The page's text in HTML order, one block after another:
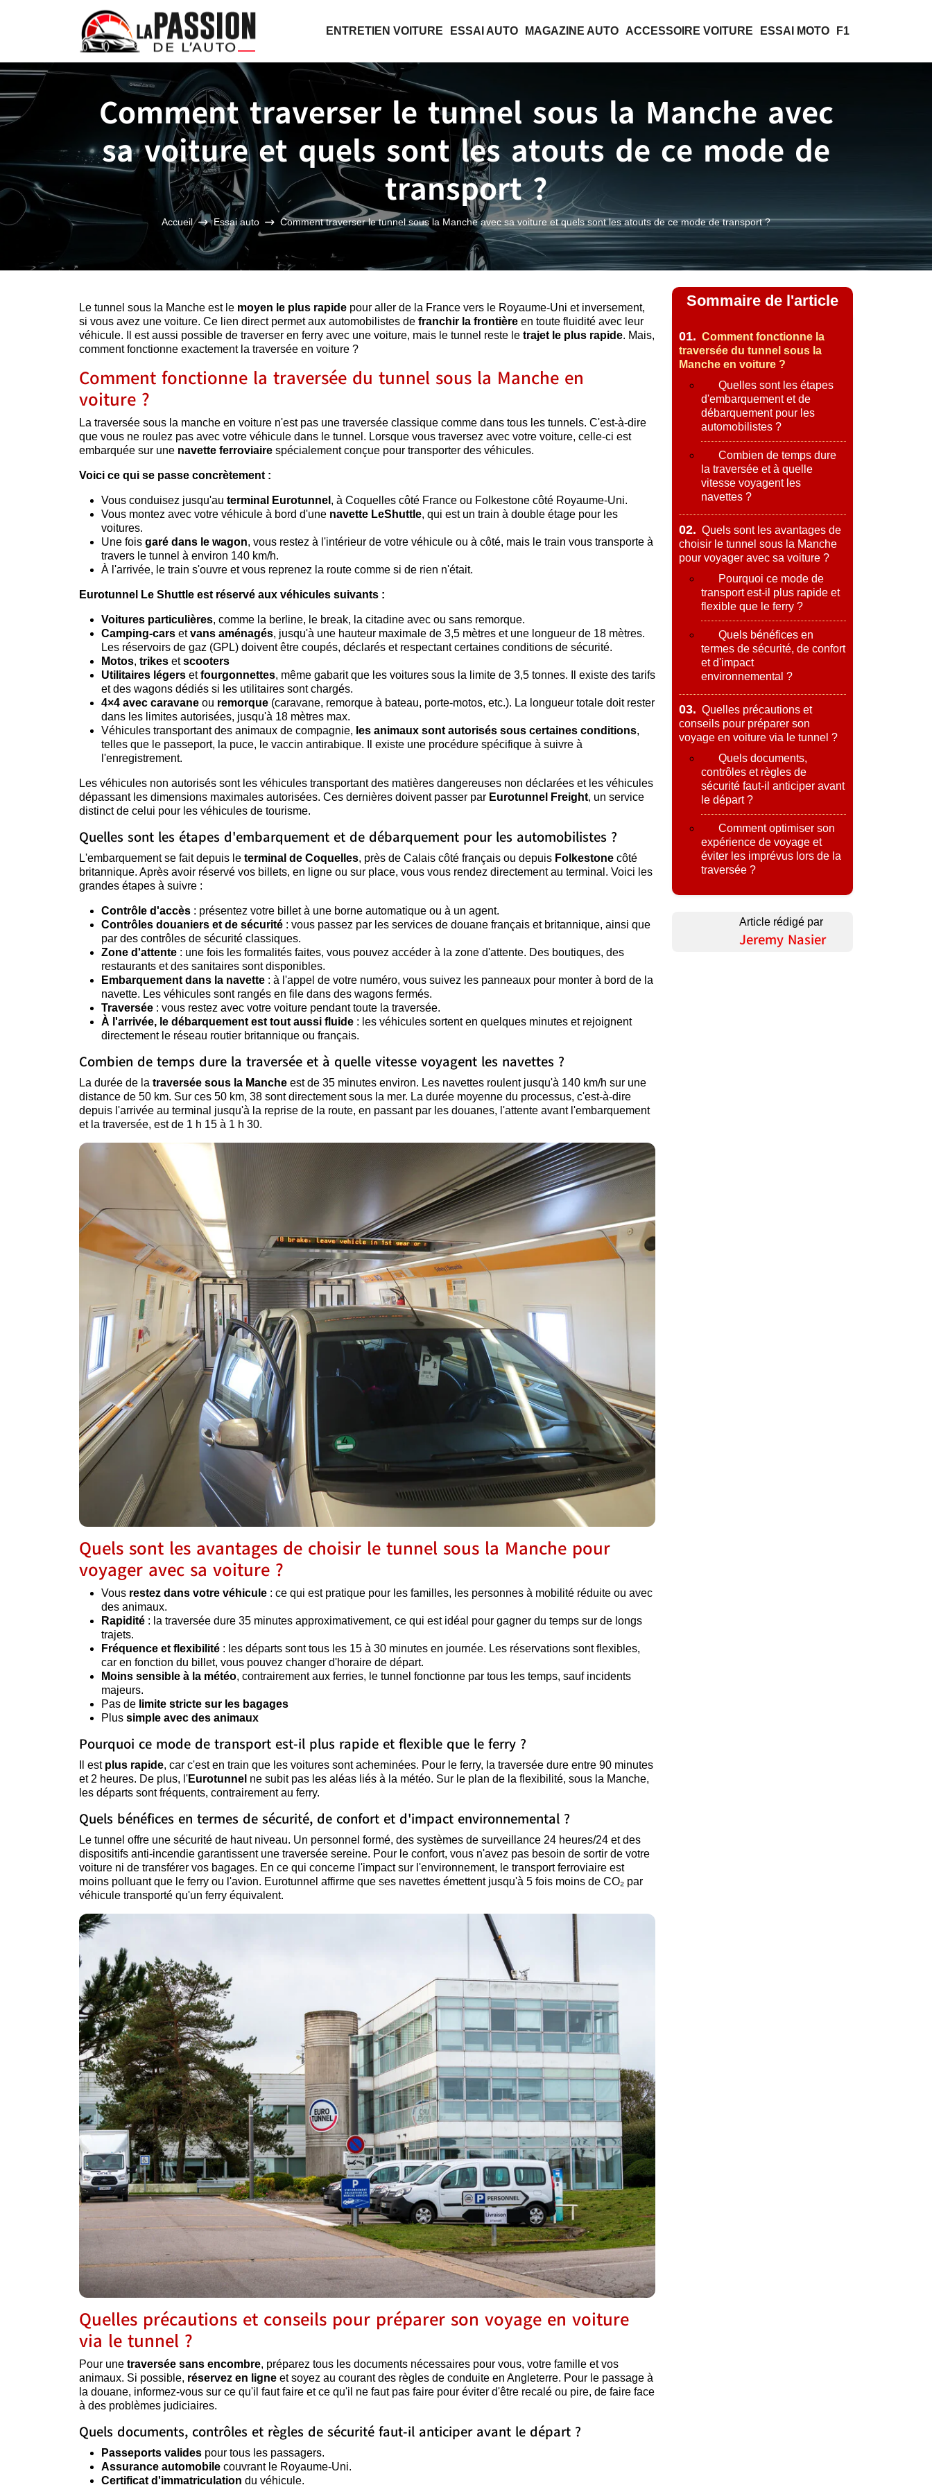
ENTRETIEN VOITURE ESSAI AUTO MAGAZINE AUTO ACCESSOIRE VOITURE ESSAI MOTO F1
Comment traverser le tunnel sous la Manche avec
sa voiture et quels sont les atouts de ce mode de
transport ?
Accueil Essai auto Comment traverser le tunnel sous la Manche avec sa voiture et quels sont les atouts de ce mode de transport ?
Le tunnel sous la Manche est le moyen le plus rapide pour aller de la France vers le Royaume-Uni et inversement,
si vous avez une voiture. Ce lien direct permet aux automobilistes de franchir la frontière en toute fluidité avec leur
véhicule. Il est aussi possible de traverser en ferry avec une voiture, mais le tunnel reste le trajet le plus rapide. Mais,
comment fonctionne exactement la traversée en voiture ?
Comment fonctionne la traversée du tunnel sous la Manche en
voiture ?
La traversée sous la manche en voiture n'est pas une traversée classique comme dans tous les tunnels. C'est-à-dire
que vous ne roulez pas avec votre véhicule dans le tunnel. Lorsque vous traversez avec votre voiture, celle-ci est
embarquée sur une navette ferroviaire spécialement conçue pour transporter des véhicules.
Voici ce qui se passe concrètement :
Vous conduisez jusqu'au terminal Eurotunnel , à Coquelles côté France ou Folkestone côté Royaume-Uni.
Vous montez avec votre véhicule à bord d'une navette LeShuttle, qui est un train à double étage pour les
voitures.
Une fois garé dans le wagon, vous restez à l'intérieur de votre véhicule ou à côté, mais le train vous transporte à
travers le tunnel à environ 140 km/h.
À l'arrivée, le train s'ouvre et vous reprenez la route comme si de rien n'était.
Eurotunnel Le Shuttle est réservé aux véhicules suivants :
Voitures particulières, comme la berline, le break, la citadine avec ou sans remorque.
Camping-cars etvans aménagés, jusqu'à une hauteur maximale de 3,5 mètres et une longueur de 18 mètres.
Les réservoirs de gaz (GPL) doivent être coupés, déclarés et respectant certaines conditions de sécurité.
Motos, trikes etscooters
Utilitaires légers etfourgonnettes, même gabarit que les voitures sous la limite de 3,5 tonnes. Il existe des tarifs
et des wagons dédiés si les utilitaires sont chargés.
4×4 avec caravane ou remorque (caravane, remorque à bateau, porte-motos, etc.). La longueur totale doit rester
dans les limites autorisées, jusqu'à 18 mètres max.
Véhicules transportant des animaux de compagnie, les animaux sont autorisés sous certaines conditions,
telles que le passeport, la puce, le vaccin antirabique. Il existe une procédure spécifique à suivre à
l'enregistrement.
Les véhicules non autorisés sont les véhicules transportant des matières dangereuses non déclarées et les véhicules
dépassant les dimensions maximales autorisées. Ces dernières doivent passer par Eurotunnel Freight, un service
distinct de celui pour les véhicules de tourisme.
Quelles sont les étapes d'embarquement et de débarquement pour les automobilistes ?
L'embarquement se fait depuis le terminal de Coquelles, près de Calais côté français ou depuis Folkestone côté
britannique. Après avoir réservé vos billets, en ligne ou sur place, vous vous rendez directement au terminal. Voici les
grandes étapes à suivre :
Contrôle d'accès : présentez votre billet à une borne automatique ou à un agent.
Contrôles douaniers et de sécurité : vous passez par les services de douane français et britannique, ainsi que
par des contrôles de sécurité classiques.
Zone d'attente : une fois les formalités faites, vous pouvez accéder à la zone d'attente. Des boutiques, des
restaurants et des sanitaires sont disponibles.
Embarquement dans la navette : à l'appel de votre numéro, vous suivez les panneaux pour monter à bord de la
navette. Les véhicules sont rangés en file dans des wagons fermés.
Traversée : vous restez avec votre voiture pendant toute la traversée.
À l'arrivée, le débarquement est tout aussi fluide : les véhicules sortent en quelques minutes et rejoignent
directement le réseau routier britannique ou français.
Combien de temps dure la traversée et à quelle vitesse voyagent les navettes ?
La durée de la traversée sous la Manche est de 35 minutes environ. Les navettes roulent jusqu'à 140 km/h sur une
distance de 50 km. Sur ces 50 km, 38 sont directement sous la mer. La durée moyenne du processus, c'est-à-dire
depuis l'arrivée au terminal jusqu'à la reprise de la route, en passant par les douanes, l'attente avant l'embarquement
et la traversée, est de 1 h 15 à 1 h 30.
Quels sont les avantages de choisir le tunnel sous la Manche pour
voyager avec sa voiture ?
Vous restez dans votre véhicule : ce qui est pratique pour les familles, les personnes à mobilité réduite ou avec
des animaux.
Rapidité : la traversée dure 35 minutes approximativement, ce qui est idéal pour gagner du temps sur de longs
trajets.
Fréquence et flexibilité : les départs sont tous les 15 à 30 minutes en journée. Les réservations sont flexibles,
car en fonction du billet, vous pouvez changer d'horaire de départ.
Moins sensible à la météo, contrairement aux ferries, le tunnel fonctionne par tous les temps, sauf incidents
majeurs.
Pas de limite stricte sur les bagages
Plus simple avec des animaux
Pourquoi ce mode de transport est-il plus rapide et flexible que le ferry ?
Il est plus rapide, car c'est en train que les voitures sont acheminées. Pour le ferry, la traversée dure entre 90 minutes
et 2 heures. De plus, l'Eurotunnel ne subit pas les aléas liés à la météo. Sur le plan de la flexibilité, sous la Manche,
les départs sont fréquents, contrairement au ferry.
Quels bénéfices en termes de sécurité, de confort et d'impact environnemental ?
Le tunnel offre une sécurité de haut niveau. Un personnel formé, des systèmes de surveillance 24 heures/24 et des
dispositifs anti-incendie garantissent une traversée sereine. Pour le confort, vous n'avez pas besoin de sortir de votre
voiture ni de transférer vos bagages. En ce qui concerne l'impact sur l'environnement, le transport ferroviaire est
moins polluant que le ferry ou l'avion. Eurotunnel affirme que ses navettes émettent jusqu'à 5 fois moins de CO₂ par
véhicule transporté qu'un ferry équivalent.
Quelles précautions et conseils pour préparer son voyage en voiture
via le tunnel ?
Pour une traversée sans encombre, préparez tous les documents nécessaires pour vous, votre famille et vos
animaux. Si possible, réservez en ligne et soyez au courant des règles de conduite en Angleterre. Pour le passage à
la douane, informez-vous sur ce qu'il faut faire et ce qu'il ne faut pas faire pour éviter d'être recalé ou pire, de faire face
à des problèmes judiciaires.
Quels documents, contrôles et règles de sécurité faut-il anticiper avant le départ ?
Passeports valides pour tous les passagers.
Assurance automobile couvrant le Royaume-Uni.
Certificat d'immatriculation du véhicule.
Sommaire de l'article
01. Comment fonctionne la
traversée du tunnel sous la
Manche en voiture ?
Quelles sont les étapes
d'embarquement et de
débarquement pour les
automobilistes ?
Combien de temps dure
la traversée et à quelle
vitesse voyagent les
navettes ?
02. Quels sont les avantages de
choisir le tunnel sous la Manche
pour voyager avec sa voiture ?
Pourquoi ce mode de
transport est-il plus rapide et
flexible que le ferry ?
Quels bénéfices en
termes de sécurité, de confort
et d'impact
environnemental ?
03. Quelles précautions et
conseils pour préparer son
voyage en voiture via le tunnel ?
Quels documents,
contrôles et règles de
sécurité faut-il anticiper avant
le départ ?
Comment optimiser son
expérience de voyage et
éviter les imprévus lors de la
traversée ?
Article rédigé par
Jeremy Nasier